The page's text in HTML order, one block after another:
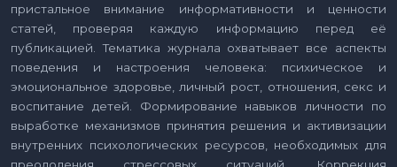
пристальное внимание информативности и ценности
статей, проверяя каждую информацию перед её
публикацией. Тематика журнала охватывает все аспекты
поведения и настроения человека: психическое и
эмоциональное здоровье, личный рост, отношения, секс и
воспитание детей. Формирование навыков личности по
выработке механизмов принятия решения и активизации
внутренних психологических ресурсов, необходимых для
преодоления стрессовых ситуаций. Коррекция